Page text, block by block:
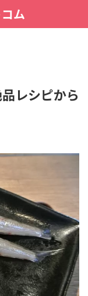
ム
レシピから